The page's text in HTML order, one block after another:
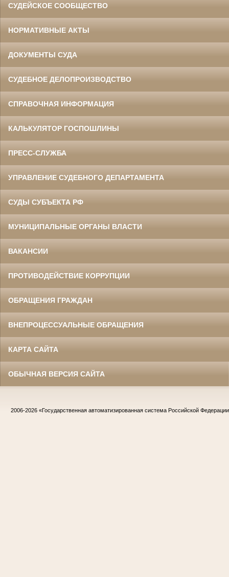
СУДЕЙСКОЕ СООБЩЕСТВО
НОРМАТИВНЫЕ АКТЫ
ДОКУМЕНТЫ СУДА
СУДЕБНОЕ ДЕЛОПРОИЗВОДСТВО
СПРАВОЧНАЯ ИНФОРМАЦИЯ
КАЛЬКУЛЯТОР ГОСПОШЛИНЫ
ПРЕСС-СЛУЖБА
УПРАВЛЕНИЕ СУДЕБНОГО ДЕПАРТАМЕНТА
СУДЫ СУБЪЕКТА РФ
МУНИЦИПАЛЬНЫЕ ОРГАНЫ ВЛАСТИ
ВАКАНСИИ
ПРОТИВОДЕЙСТВИЕ КОРРУПЦИИ
ОБРАЩЕНИЯ ГРАЖДАН
ВНЕПРОЦЕССУАЛЬНЫЕ ОБРАЩЕНИЯ
КАРТА САЙТА
ОБЫЧНАЯ ВЕРСИЯ САЙТА
2006-2026 «Государственная автоматизированная система Российской